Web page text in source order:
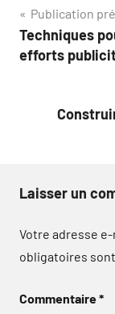
de
Publication
Techniques
efforts
Laisser un
Votre adresse e-
obligatoires
Commentaire*